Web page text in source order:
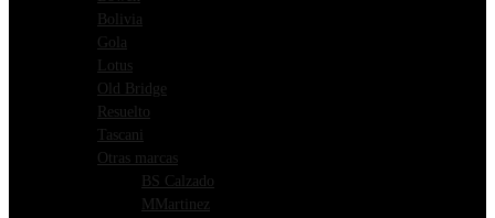
Bolivia
Gola
Lotus
Old Bridge
Resuelto
Tascani
Otras marcas
BS Calzado
MMartinez